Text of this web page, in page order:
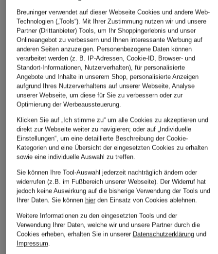
ÄHNLICHE ARTIKEL ENTDECKEN
Breuninger verwendet auf dieser Webseite Cookies und andere Web-
Technologien („Tools“). Mit Ihrer Zustimmung nutzen wir und unsere
Partner (Drittanbieter) Tools, um Ihr Shoppingerlebnis und unser
Onlineangebot zu verbessern und Ihnen interessante Werbung auf
anderen Seiten anzuzeigen. Personenbezogene Daten können
verarbeitet werden (z. B. IP-Adressen, Cookie-ID, Browser- und
Standort-Informationen, Nutzerverhalten), für personalisierte
Angebote und Inhalte in unserem Shop, personalisierte Anzeigen
aufgrund Ihres Nutzerverhaltens auf unserer Webseite, Analyse
unserer Webseite, um diese für Sie zu verbessern oder zur
Optimierung der Werbeaussteuerung.
Klicken Sie auf „Ich stimme zu“ um alle Cookies zu akzeptieren und
direkt zur Webseite weiter zu navigieren; oder auf „Individuelle
Einstellungen“, um eine detaillierte Beschreibung der Cookie-
Kategorien und eine Übersicht der eingesetzten Cookies zu erhalten
sowie eine individuelle Auswahl zu treffen.
Sie können Ihre Tool-Auswahl jederzeit nachträglich ändern oder
widerrufen (z.B. im Fußbereich unserer Webseite). Der Widerruf hat
jedoch keine Auswirkung auf die bisherige Verwendung der Tools und
Ihrer Daten. Sie können hierden Einsatz von Cookies ablehnen.
Weitere Informationen zu den eingesetzten Tools und der
Verwendung Ihrer Daten, welche wir und unsere Partner durch die
Cookies erheben, erhalten Sie in unserer Datenschutzerklärungund
Impressum.